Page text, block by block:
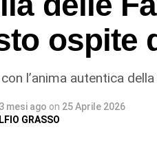
ospite
con l’anima autentica
3 mesi ago on 25 Aprile 2026
GRASSO